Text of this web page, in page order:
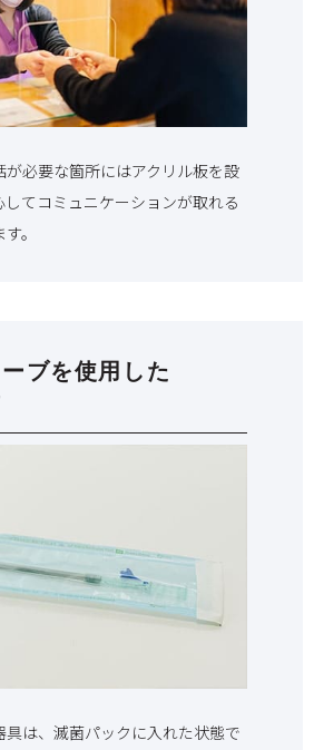
が必要な箇所にはアクリル板を設
てコミュニケーションが取れる
。
ブを使用した
は、滅菌パックに入れた状態で